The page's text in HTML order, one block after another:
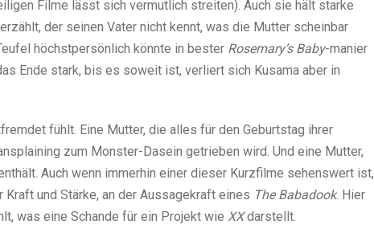
Filme lässt sich vermutlich streiten). Auch sie hält starke
der seinen Vater nicht kennt, was die Mutter scheinbar
höchstpersönlich könnte in bester Rosemary’s Baby-manier
Ende stark, bis es soweit ist, verliert sich Kusama aber in
fühlt. Eine Mutter, die alles für den Geburtstag ihrer
zum Monster-Dasein getrieben wird. Und eine Mutter,
Auch wenn immerhin einer dieser Kurzfilme sehenswert ist,
und Stärke, an der Aussagekraft eines The Babadook. Hier
was eine Schande für ein Projekt wie XXdarstellt.